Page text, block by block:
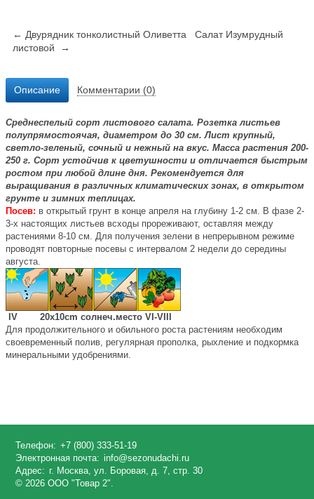
← Двурядник тонколистный Оливетта
Салат Изумрудный
листовой →
Описание Комментарии (0)
Среднеспелый сорт листового салата. Розетка листьев
полупрямостоячая, диаметром до 30 см. Лист крупный,
светло-зеленый, сочный и нежный на вкус. Масса растения 200-
250 г. Сорт устойчив к цветушности и отличается быстрым
ростом при любой длине дня. Рекомендуется для
выращивания в различных климатических зонах, в открытом
грунте и зимних теплицах.
Посев: в открытый грунт в конце апреля на глубину 1-2 см. В фазе 2-
3-х настоящих листьев всходы прореживают, оставляя между
растениями 8-10 см. Для получения зелени в непрерывном режиме
проводят повторные посевы с интервалом 2 недели до середины
августа.
IV 20х10cm солнеч.место VI-VIII
Для продолжительного и обильного роста растениям необходим
своевременный полив, регулярная прополка, рыхление и подкормка
минеральными удобрениями.
Телефон: +7 (800) 333-51-19
Электронная почта: info@sezonudachi.ru
Адрес: г. Москва, ул. Боровая, д. 7, стр. 30
© 2026 ООО "Товар 2".